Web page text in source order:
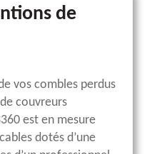
de
vos combles perdus
couvreurs
est en mesure
dotés d’une